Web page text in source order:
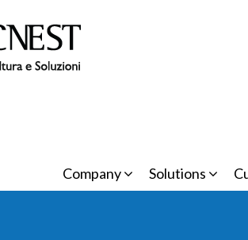
Company Solutions